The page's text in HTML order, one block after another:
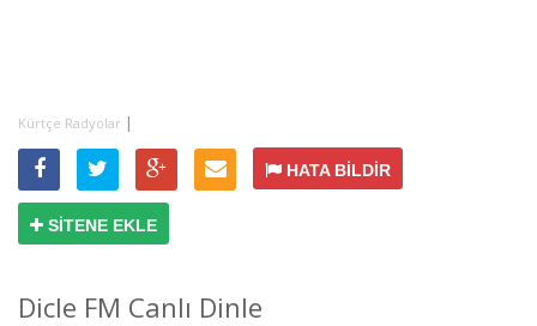
Kürtçe Radyolar |
HATA BİLDİR
SİTENE EKLE
Dicle FM Canlı Dinle